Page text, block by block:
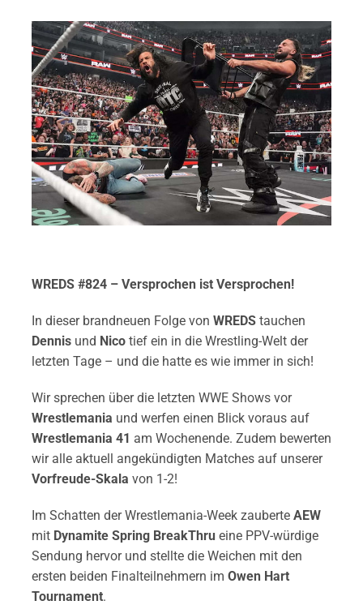
WREDS #824 – Versprochen ist Versprochen!
In dieser brandneuen Folge von WREDStauchen
Dennisund Nicotief ein in die Wrestling-Welt der
letzten Tage – und die hatte es wie immer in sich!
Wir sprechen über die letzten WWE Shows vor
Wrestlemania und werfen einen Blick voraus auf
Wrestlemania 41 am Wochenende. Zudem bewerten
wir alle aktuell angekündigten Matches auf unserer
Vorfreude-Skala von 1-2!
Im Schatten der Wrestlemania-Week zauberte AEW
mit Dynamite Spring BreakThru eine PPV-würdige
Sendung hervor und stellte die Weichen mit den
ersten beiden Finalteilnehmern im Owen Hart
Tournament.